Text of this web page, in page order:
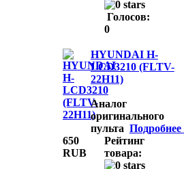
Голосов:
0
HYUNDAI H-
LCD3210 (FLTV-
22H11)
Аналог
оригинального
пульта Подробнее
650
RUB
Рейтинг
товара: